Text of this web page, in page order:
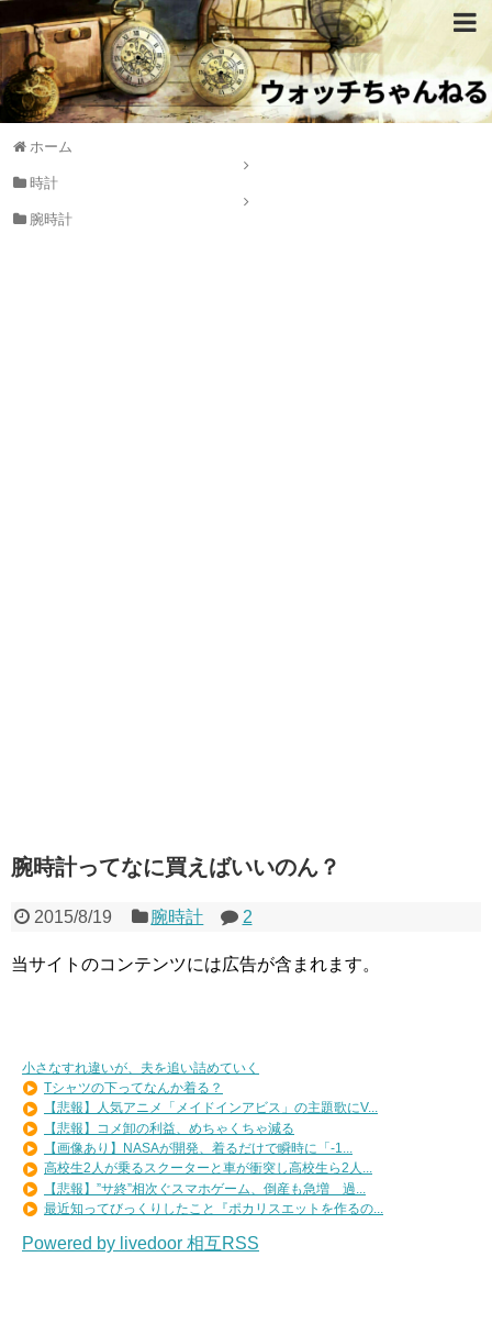
ホーム
時計
腕時計
腕時計ってなに買えばいいのん？
2015/8/19 腕時計 2
当サイトのコンテンツには広告が含まれます。
小さなすれ違いが、夫を追い詰めていく
Tシャツの下ってなんか着る？
【悲報】人気アニメ「メイドインアビス」の主題歌にV...
【悲報】コメ卸の利益、めちゃくちゃ減る
【画像あり】NASAが開発、着るだけで瞬時に「-1...
高校生2人が乗るスクーターと車が衝突し高校生ら2人...
【悲報】”サ終”相次ぐスマホゲーム、倒産も急増 過...
最近知ってびっくりしたこと『ポカリスエットを作るの...
Powered by livedoor 相互RSS